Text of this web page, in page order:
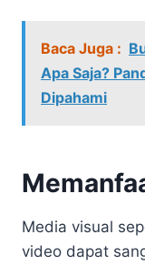
Baca Juga :
Apa Saja?
Dipahami
Media visual
video dapat